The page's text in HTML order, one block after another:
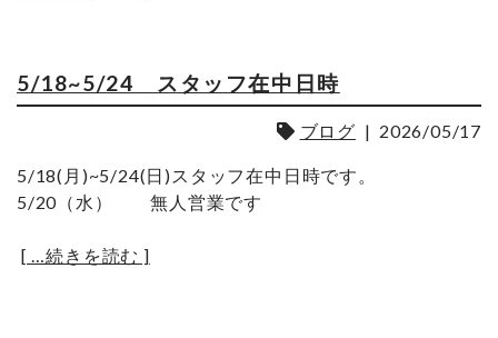
5/18~5/24 スタッフ在中日時
ブログ | 2026/05/17
5/18(月)~5/24(日)スタッフ在中日時です。
5/20（水） 無人営業です
[ …続きを読む ]